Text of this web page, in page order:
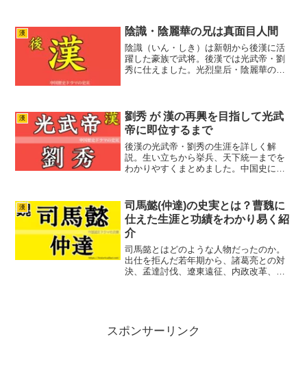
漢 陰識・陰麗華の兄は真面目人間
陰識（いん・しき）は新朝から後漢に活
躍した豪族で武将。後漢では光武帝・劉
秀に仕えました。光烈皇后・陰麗華の異
仕えました。妹の陰麗華は...
漢
劉秀 が 漢の再興を目指して光武
帝に即位するまで
後漢の光武帝・劉秀の生涯を詳しく解
説。生い立ちから挙兵、天下統一までを
わかりやすくまとめました。中国史に興
漢
司馬懿(仲達)の史実とは？曹魏に
仕えた生涯と功績をわかり易く紹
介
司馬懿とはどのような人物だったのか。
出仕を拒んだ若年期から、諸葛亮との対
決、孟達討伐、遼東遠征、内政改革、高
スポンサーリンク